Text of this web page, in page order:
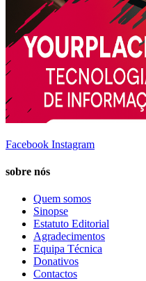
Facebook Instagram
sobre nós
Quem somos
Sinopse
Estatuto Editorial
Agradecimentos
Equipa Técnica
Donativos
Contactos